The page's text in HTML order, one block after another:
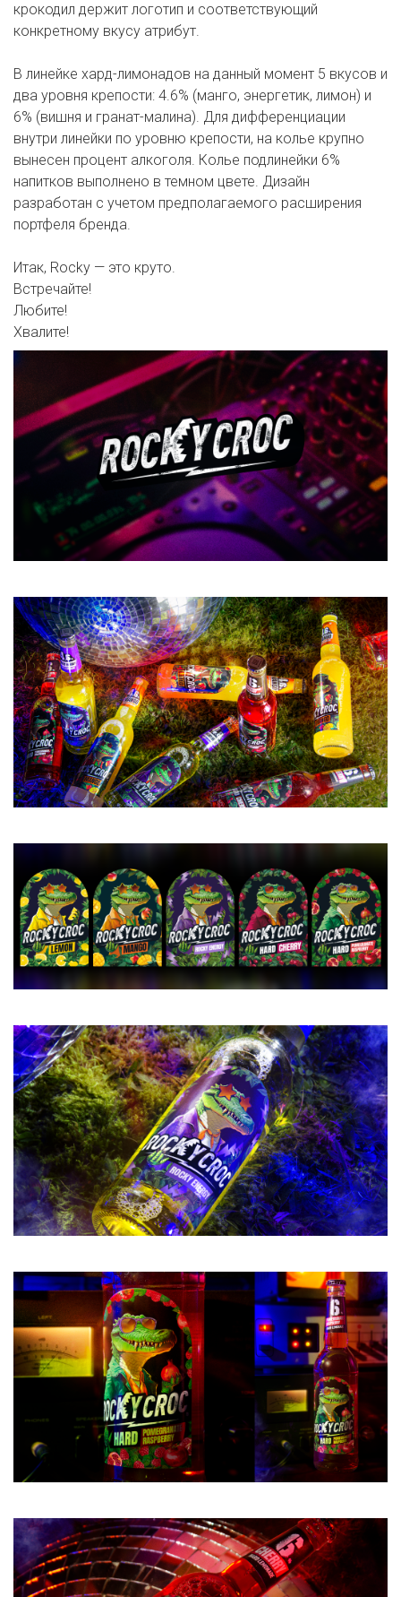
крокодил держит логотип и соответствующий
конкретному вкусу атрибут.
В линейке хард-лимонадов на данный момент 5 вкусов и
два уровня крепости: 4.6% (манго, энергетик, лимон) и
6% (вишня и гранат-малина). Для дифференциации
внутри линейки по уровню крепости, на колье крупно
вынесен процент алкоголя. Колье подлинейки 6%
напитков выполнено в темном цвете. Дизайн
разработан с учетом предполагаемого расширения
портфеля бренда.
Итак, Rocky — это круто.
Встречайте!
Любите!
Хвалите!